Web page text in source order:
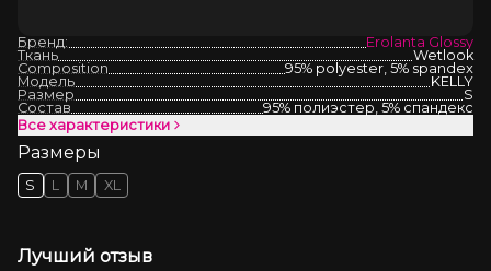
Бренд:
Erolanta Glossy
Ткань
Wetlook
Composition
95% polyester, 5% spandex
Модель
KELLY
Размер
S
Состав
95% полиэстер, 5% спандекс
Все характеристики
Размеры
S L M XL
Лучший отзыв